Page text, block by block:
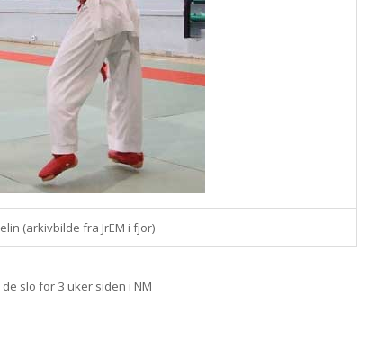
(arkivbilde fra JrEM i fjor)
slo for 3 uker siden i NM